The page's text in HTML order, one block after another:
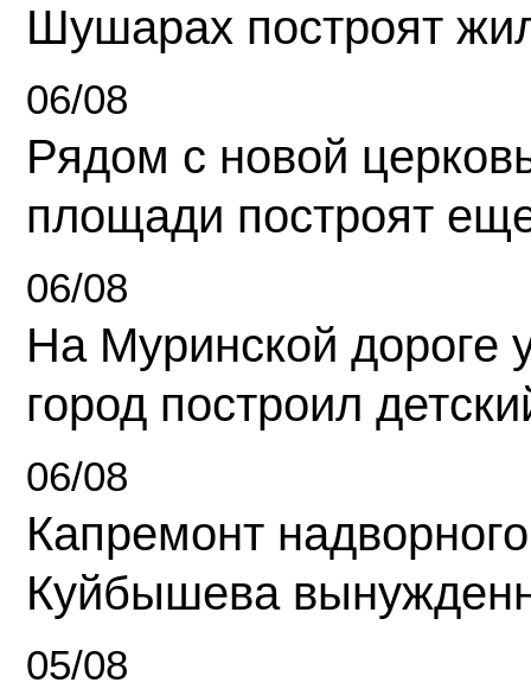
Шушарах построят
06/08
Рядом с новой
площади построят
06/08
На Муринской дороге
город построил
06/08
Капремонт
Куйбышева
05/08